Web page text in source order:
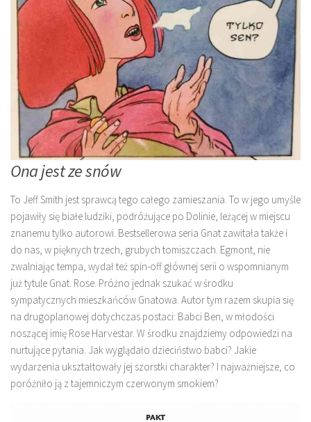
Ona jest ze snów
To Jeff Smith jest sprawcą tego całego zamieszania. To w jego umyśle
pojawiły się białe ludziki, podróżujące po Dolinie, leżącej w miejscu
znanemu tylko autorowi. Bestsellerowa seria Gnat zawitała także i
do nas, w pięknych trzech, grubych tomiszczach. Egmont, nie
zwalniając tempa, wydał też spin-off głównej serii o wspomnianym
już tytule Gnat. Rose. Próżno jednak szukać w środku
sympatycznych mieszkańców Gnatowa. Autor tym razem skupia się
na drugoplanowej dotychczas postaci: Babci Ben, w młodości
noszącej imię Rose Harvestar. W środku znajdziemy odpowiedzi na
nurtujące pytania. Jak wyglądało dzieciństwo babci? Jakie
wydarzenia ukształtowały jej szorstki charakter? I najważniejsze, co
poróżniło ją z tajemniczym czerwonym smokiem?